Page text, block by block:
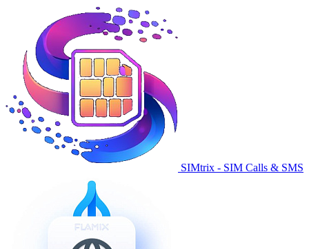
SIMtrix - SIM Calls & SMS